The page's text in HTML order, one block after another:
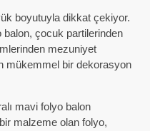
boyutuyla dikkat çekiyor.
çocuk partilerinden
mezuniyet
mükemmel bir dekorasyon
mavi folyo balon
malzeme olan folyo,